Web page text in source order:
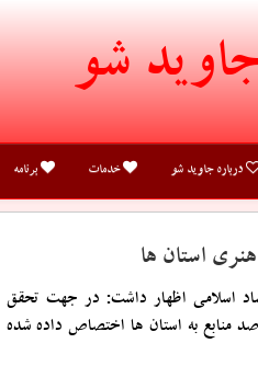
شو
درباره جاوید شو خدمات برنامه
استان ها
اسلامی اظهار داشت: در جهت تحقق
فرهنگی در 30 تا 50 درصد منابع به استان ها اختصاص داده شده